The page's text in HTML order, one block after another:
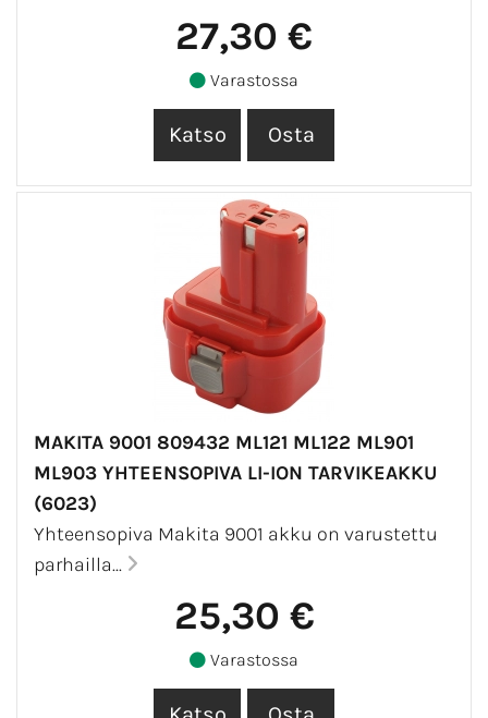
27,30 €
Varastossa
MAKITA 9001 809432 ML121 ML122 ML901
ML903 YHTEENSOPIVA LI-ION TARVIKEAKKU
(6023)
Yhteensopiva Makita 9001 akku on varustettu
parhailla...
25,30 €
Varastossa